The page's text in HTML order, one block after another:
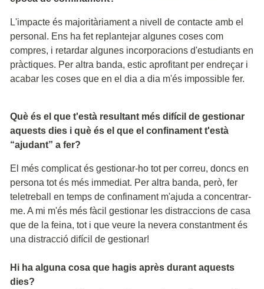
L'impacte és majoritàriament a nivell de contacte amb el
personal. Ens ha fet replantejar algunes coses com
compres, i retardar algunes incorporacions d'estudiants en
pràctiques. Per altra banda, estic aprofitant per endreçar i
acabar les coses que en el dia a dia m'és impossible fer.
Què és el que t'està resultant més difícil de gestionar
aquests dies i què és el que el confinament t'està
“ajudant” a fer?
El més complicat és gestionar-ho tot per correu, doncs en
persona tot és més immediat. Per altra banda, però, fer
teletreball en temps de confinament m'ajuda a concentrar-
me. A mi m'és més fàcil gestionar les distraccions de casa
que de la feina, tot i que veure la nevera constantment és
una distracció difícil de gestionar!
Hi ha alguna cosa que hagis après durant aquests
dies?